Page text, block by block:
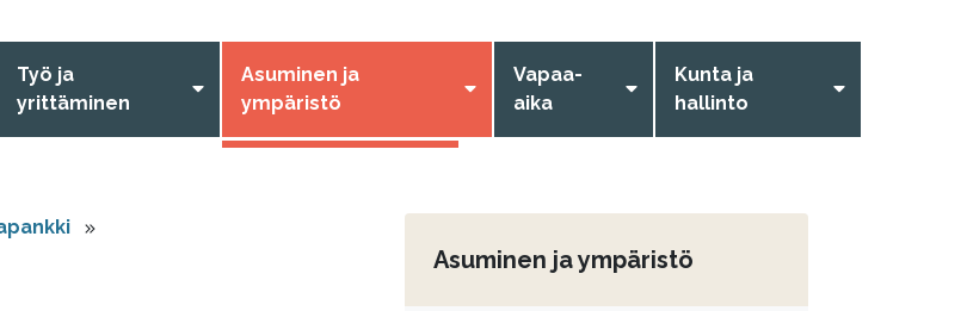
VÄLILEHTEEN
Työ ja
yrittäminen
Asuminen ja
ympäristö
Vapaa-
aika
Kunta ja
hallinto
Asuminen ja ympäristö